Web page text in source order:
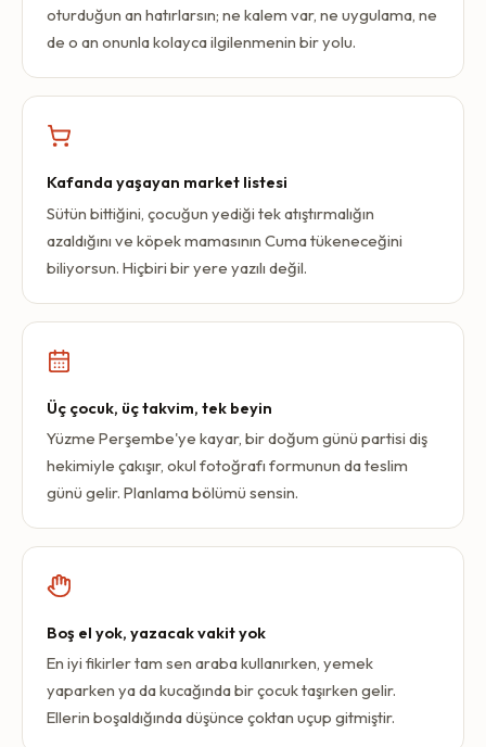
oturduğun an hatırlarsın; ne kalem var, ne uygulama, ne
de o an onunla kolayca ilgilenmenin bir yolu.
Kafanda yaşayan market listesi
Sütün bittiğini, çocuğun yediği tek atıştırmalığın
azaldığını ve köpek mamasının Cuma tükeneceğini
biliyorsun. Hiçbiri bir yere yazılı değil.
Üç çocuk, üç takvim, tek beyin
Yüzme Perşembe'ye kayar, bir doğum günü partisi diş
hekimiyle çakışır, okul fotoğrafı formunun da teslim
günü gelir. Planlama bölümü sensin.
Boş el yok, yazacak vakit yok
En iyi fikirler tam sen araba kullanırken, yemek
yaparken ya da kucağında bir çocuk taşırken gelir.
Ellerin boşaldığında düşünce çoktan uçup gitmiştir.